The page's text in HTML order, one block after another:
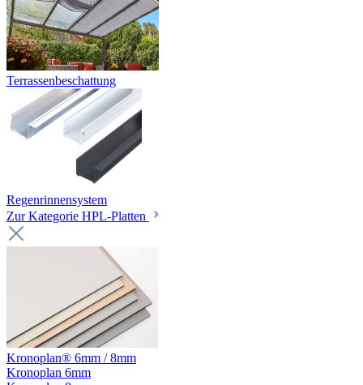
Terrassenbeschattung
Regenrinnensystem
Zur Kategorie HPL-Platten
Kronoplan® 6mm / 8mm
Kronoplan 6mm